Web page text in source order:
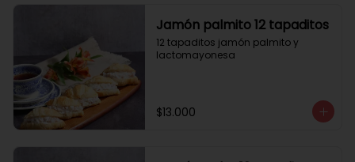
Jamón palmito 12 tapaditos
12 tapaditos jamón palmito y
lactomayonesa
$13.000